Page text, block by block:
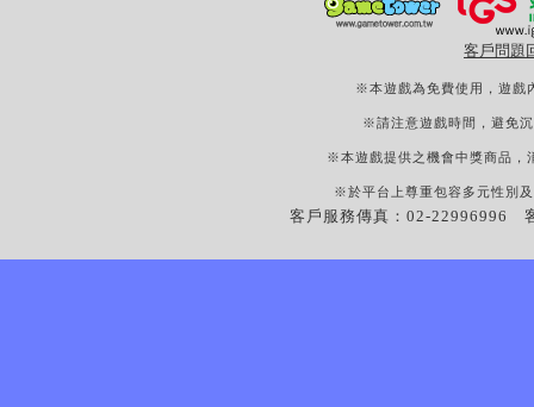
客戶問題
※本遊戲為免費使用，遊戲
※請注意遊戲時間，避免
※本遊戲提供之機會中獎商品，
※於平台上尊重包容多元性別
客戶服務傳真：02-22996996